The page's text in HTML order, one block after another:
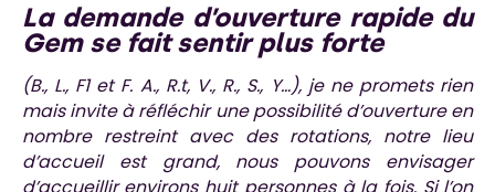
La demande d’ouverture rapide du
Gem se fait sentir plus forte
(B., L., F1 et F. A., R.t, V., R., S., Y…), je ne promets rien
mais invite à réfléchir une possibilité d’ouverture en
nombre restreint avec des rotations, notre lieu
d’accueil est grand, nous pouvons envisager